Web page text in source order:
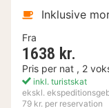
Inklusive
Fra
1638 kr.
Pris per nat , 2
inkl. turistskat
ekskl.
79 kr. per reservation